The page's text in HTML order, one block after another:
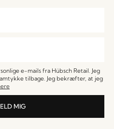
e-mails fra Hübsch Retail. Jeg
tilbage. Jeg bekræfter, at jeg
MIG